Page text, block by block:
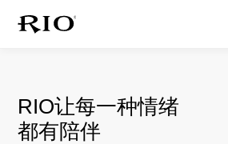
关于RIO
RIO让每一种情绪
都有陪伴